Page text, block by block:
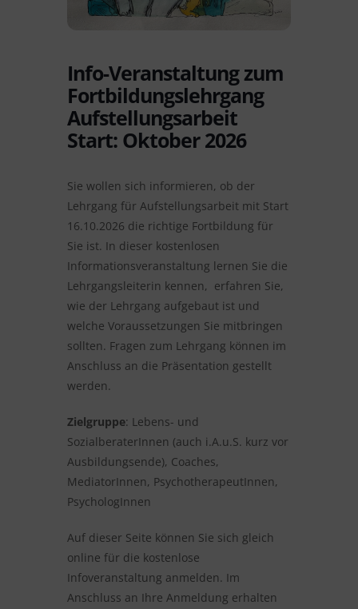
Info-Veranstaltung zum
Fortbildungslehrgang
Aufstellungsarbeit
Start: Oktober 2026
Sie wollen sich informieren, ob der
Lehrgang für Aufstellungsarbeit mit Start
16.10.2026 die richtige Fortbildung für
Sie ist. In dieser kostenlosen
Informationsveranstaltung lernen Sie die
Lehrgangsleiterin kennen, erfahren Sie,
wie der Lehrgang aufgebaut ist und
welche Voraussetzungen Sie mitbringen
sollten. Fragen zum Lehrgang können im
Anschluss an die Präsentation gestellt
werden.
Zielgruppe: Lebens- und
SozialberaterInnen (auch i.A.u.S. kurz vor
Ausbildungsende), Coaches,
MediatorInnen, PsychotherapeutInnen,
PsychologInnen
Auf dieser Seite können Sie sich gleich
online für die kostenlose
Infoveranstaltung anmelden. Im
Anschluss an Ihre Anmeldung erhalten